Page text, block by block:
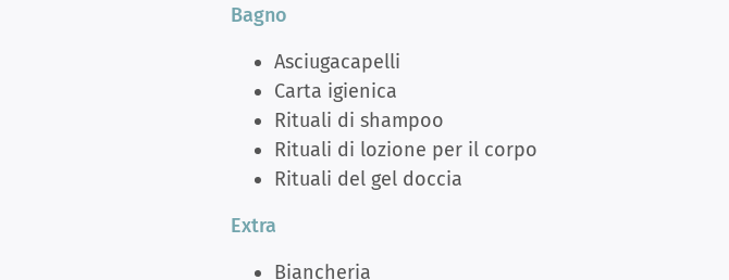
Bagno
Asciugacapelli
Carta igienica
Rituali di shampoo
Rituali di lozione per il corpo
Rituali del gel doccia
Extra
Biancheria